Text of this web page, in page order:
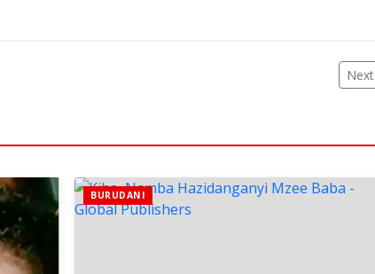
Next
BURUDANI